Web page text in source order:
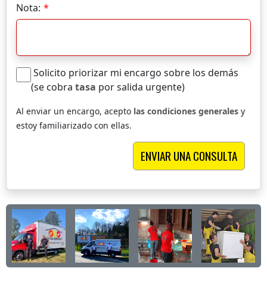
Nota:
Solicito priorizar mi encargo sobre los demás
(se cobra tasa por salida urgente)
Al enviar un encargo, acepto las condiciones generales y
estoy familiarizado con ellas.